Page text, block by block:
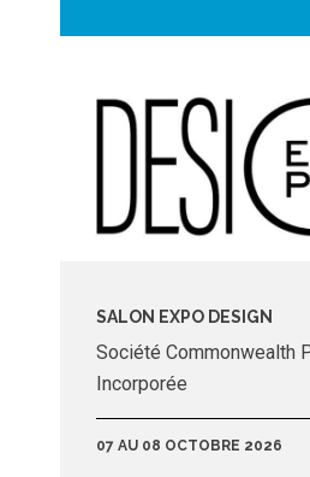
SALON EXPO DESIGN
Société Commonwealth
Incorporée
07 AU 08 OCTOBRE 2026